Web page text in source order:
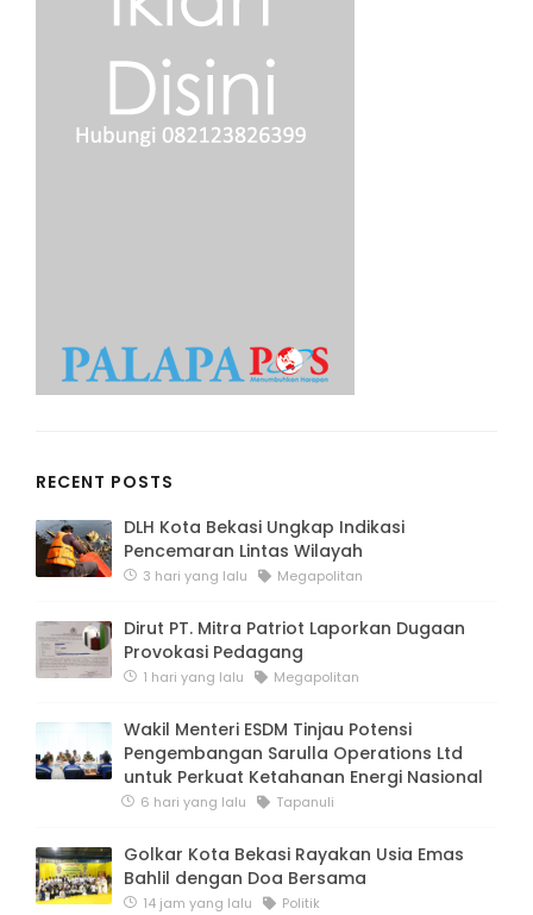
RECENT POSTS
DLH Kota Bekasi Ungkap Indikasi
Pencemaran Lintas Wilayah
3 hari yang lalu Megapolitan
Dirut PT. Mitra Patriot Laporkan Dugaan
Provokasi Pedagang
1 hari yang lalu Megapolitan
Wakil Menteri ESDM Tinjau Potensi
Pengembangan Sarulla Operations Ltd
untuk Perkuat Ketahanan Energi Nasional
6 hari yang lalu Tapanuli
Golkar Kota Bekasi Rayakan Usia Emas
Bahlil dengan Doa Bersama
14 jam yang lalu Politik